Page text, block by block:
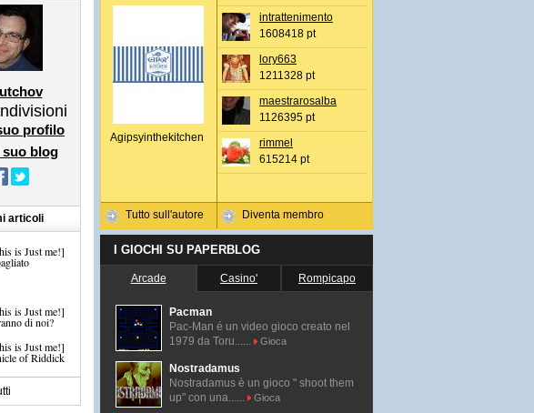
profilo
suo blog
articoli
is Just me!]
is Just me!]
di noi?
is Just me!]
of Riddick
Agipsyinthekitchen
Tutto sull'autore
intrattenimento
1608418 pt
lory663
1211328 pt
maestrarosalba
1126395 pt
rimmel
615214 pt
Diventa membro
I GIOCHI SU PAPERBLOG
Arcade Casino' Rompicapo
Pacman
Pac-Man é un video gioco creato nel
1979 da Toru......
Gioca
Nostradamus
Nostradamus è un gioco " shoot them
up" con una......
Gioca